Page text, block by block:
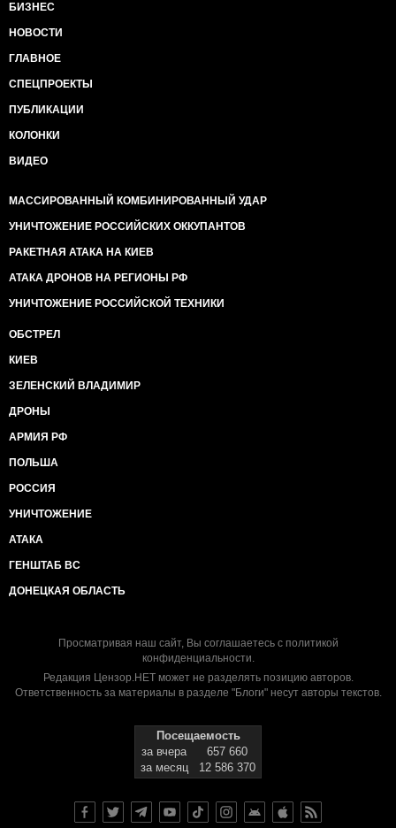
БИЗНЕС
НОВОСТИ
ГЛАВНОЕ
СПЕЦПРОЕКТЫ
ПУБЛИКАЦИИ
КОЛОНКИ
ВИДЕО
МАССИРОВАННЫЙ КОМБИНИРОВАННЫЙ УДАР
УНИЧТОЖЕНИЕ РОССИЙСКИХ ОККУПАНТОВ
РАКЕТНАЯ АТАКА НА КИЕВ
АТАКА ДРОНОВ НА РЕГИОНЫ РФ
УНИЧТОЖЕНИЕ РОССИЙСКОЙ ТЕХНИКИ
ОБСТРЕЛ
КИЕВ
ЗЕЛЕНСКИЙ ВЛАДИМИР
ДРОНЫ
АРМИЯ РФ
ПОЛЬША
РОССИЯ
УНИЧТОЖЕНИЕ
АТАКА
ГЕНШТАБ ВС
ДОНЕЦКАЯ ОБЛАСТЬ
Просматривая наш сайт, Вы соглашаетесь с политикой
конфиденциальности.
Редакция Цензор.НЕТ может не разделять позицию авторов.
Ответственность за материалы в разделе "Блоги" несут авторы текстов.
Посещаемость
за вчера
657 660
за месяц
12 586 370